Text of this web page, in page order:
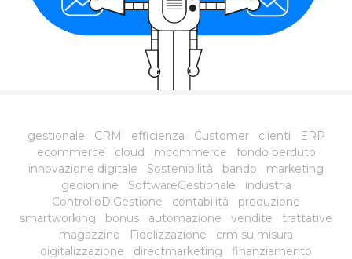
gestionale CRM efficienza Customer clienti
ERP
ecommerce
cloud mcommerce
fondo perduto
innovazione digitale
Sostenibilità bando
marketing
gedionline
SoftwareGestionale
industria
ControlloDiGestione
contabilità
produzione
smartworking
bonus automazione vendite
trattative
magazzino
Fidelizzazione
crm su misura
digitalizzazione
directmarketing
finanziamento